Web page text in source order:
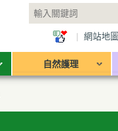
| 網站地圖
自然護理